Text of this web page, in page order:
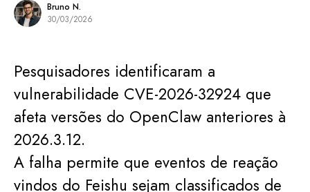
Bruno N.
30/03/2026
Pesquisadores identificaram a
vulnerabilidade CVE-2026-32924 que
afeta versões do OpenClaw anteriores à
2026.3.12.
A falha permite que eventos de reação
vindos do Feishu sejam classificados de